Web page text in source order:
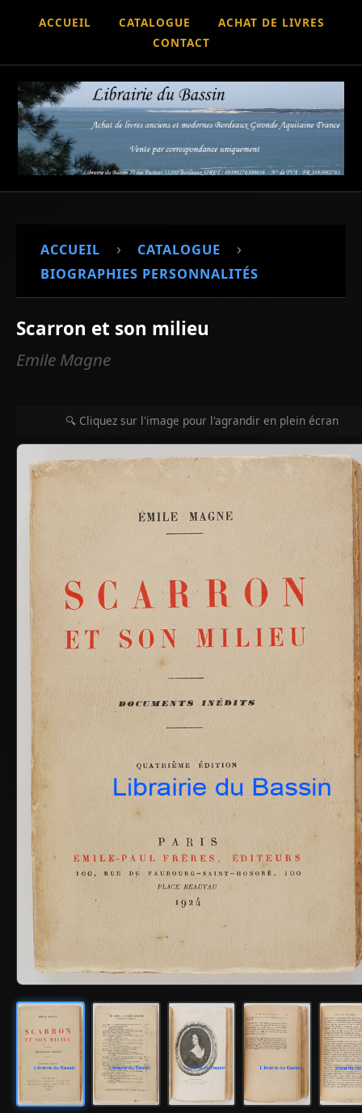
ACCUEIL CATALOGUE
ACHAT DE LIVRES
CONTACT
ACCUEIL › CATALOGUE ›
BIOGRAPHIES PERSONNALITÉS
Scarron et son milieu
Emile Magne
🔍 Cliquez sur l'image pour l'agrandir en plein écran